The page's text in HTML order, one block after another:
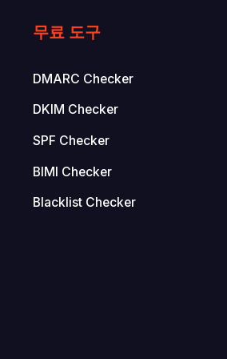
무료 도구
DMARC Checker
DKIM Checker
SPF Checker
BIMI Checker
Blacklist Checker